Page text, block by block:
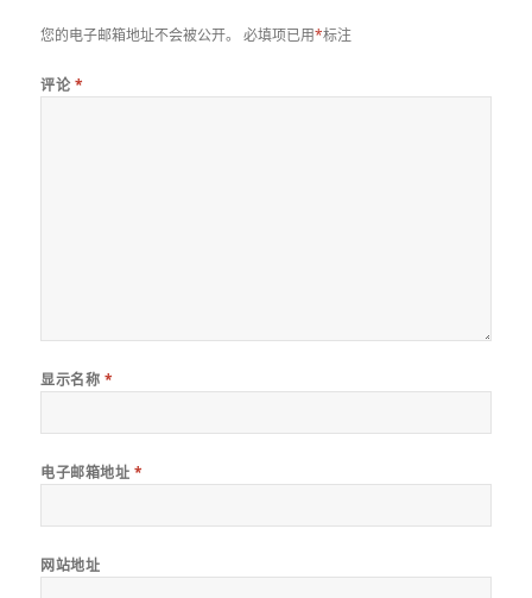
您的电子邮箱地址不会被公开。 必填项已用*标注
评论 *
显示名称 *
电子邮箱地址 *
网站地址